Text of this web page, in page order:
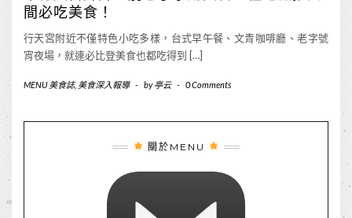
間必吃美食！
行天宮附近不僅特色小吃多樣，台式早午餐、文青咖啡廳、老字號
宵夜場，就連必比登美食也都吃得到 […]
MENU 美食誌, 美食深入報導 - by亭云 - 0 Comments
關於MENU